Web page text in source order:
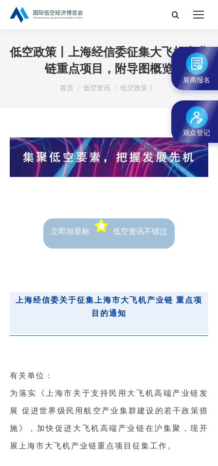
搜
低空政策丨上海经信委征集大飞机产业
链重点项目，附导图概览
您在这里：
首页 低空资讯 低空政策丨…
立即加星标 低空资讯不错过
上海经信委关于征集上海市大飞机产业链 重点项
目的通知
有关单位：
为落实《上海市关于支持民用大飞机高端产业链发
展 促进世界级民用航空产业集群建设的若干政策措
施》，加快促进大飞机高端产业链在沪集聚，现开
展上海市大飞机产业链重点项目征集工作。
展商报名
观众登记